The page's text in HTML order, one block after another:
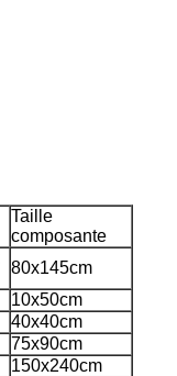
Taille
composante
80x145cm
10x50cm
40x40cm
75x90cm
150x240cm